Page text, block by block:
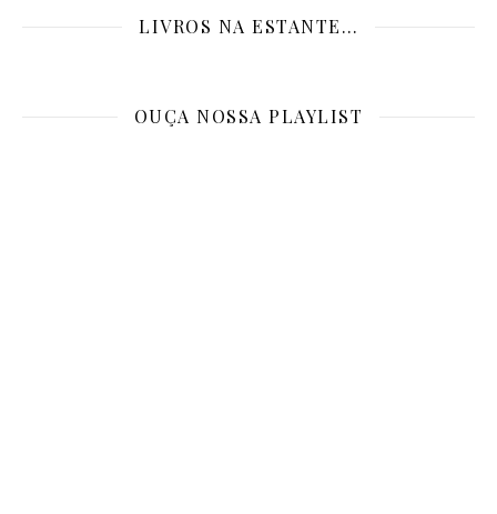
LIVROS NA ESTANTE…
OUÇA NOSSA PLAYLIST